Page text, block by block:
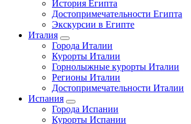
История Египта
Достопримечательности Египта
Экскурсии в Египте
Италия
Города Италии
Курорты Италии
Горнолыжные курорты Италии
Регионы Италии
Достопримечательности Италии
Испания
Города Испании
Курорты Испании